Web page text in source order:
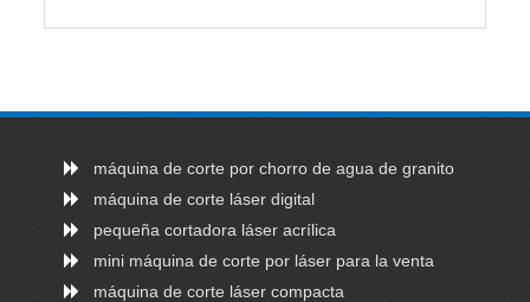
máquina de corte por chorro de agua de granito
máquina de corte láser digital
pequeña cortadora láser acrílica
mini máquina de corte por láser para la venta
máquina de corte láser compacta